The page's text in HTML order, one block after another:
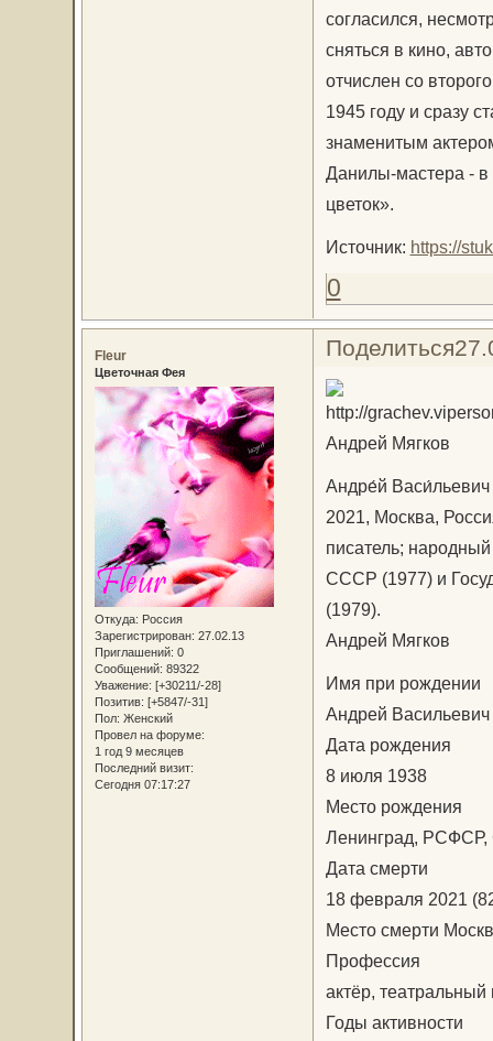
согласился,
сняться в кино,
отчислен со
1945 году и сразу
знаменитым
Данилы-мастера -
цветок».
Источник: https://
0
Поделиться
Fleur
Цветочная Фея
Откуда: Россия
Зарегистрирован: 27.02.13
Приглашений: 0
Сообщений: 89322
Уважение: [+30211/-28]
Позитив: [+5847/-31]
Пол: Женский
Провел на форуме:
1 год 9 месяцев
Последний визит:
Сегодня 07:17:27
Андрей Мягков
Андре́й
2021, Москва,
писатель;
СССР (1977) и
(1979).
Андрей Мягков
Имя при рождении
Андрей Васильевич
Дата рождения
8 июля 1938
Место рождения
Ленинград,
Дата смерти
18 февраля 2021
Место смерти
Профессия
актёр, театральный
Годы активности